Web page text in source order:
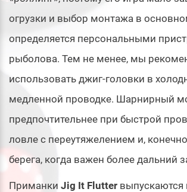
огрузки и выбор монтажа в
определяется персональными
рыболова. Тем не менее, мы
использовать джиг-головки в
медленной проводке. Шарнирный
предпочтительнее при быстрой
ловле с переутяжелением и,
берега, когда важен более дальний
Приманки Jig It Flutter выпускаются